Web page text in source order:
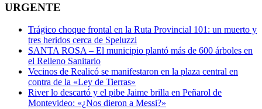
URGENTE
Trágico choque frontal en la Ruta Provincial 101: un muerto y
tres heridos cerca de Speluzzi
SANTA ROSA – El municipio plantó más de 600 árboles en
el Relleno Sanitario
Vecinos de Realicó se manifestaron en la plaza central en
contra de la «Ley de Tierras»
River lo descartó y el pibe Jaime brilla en Peñarol de
Montevideo: «¿Nos dieron a Messi?»